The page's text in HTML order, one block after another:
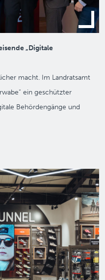
„Digitale
macht. Im Landratsamt
ein geschützter
Behördengänge und